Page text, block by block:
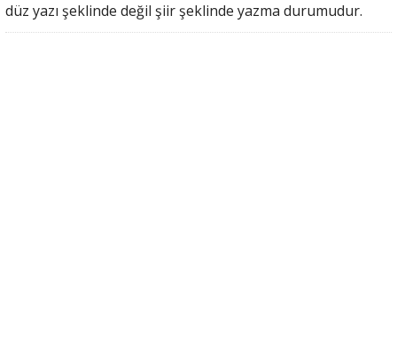
düz yazı şeklinde değil şiir şeklinde yazma durumudur.